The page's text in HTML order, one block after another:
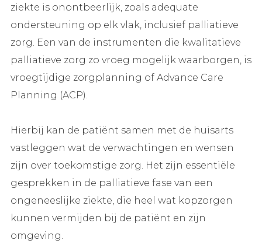
ziekte is onontbeerlijk, zoals adequate
ondersteuning op elk vlak, inclusief palliatieve
zorg. Een van de instrumenten die kwalitatieve
palliatieve zorg zo vroeg mogelijk waarborgen, is
vroegtijdige zorgplanning of Advance Care
Planning (ACP).
Hierbij kan de patiënt samen met de huisarts
vastleggen wat de verwachtingen en wensen
zijn over toekomstige zorg. Het zijn essentiële
gesprekken in de palliatieve fase van een
ongeneeslijke ziekte, die heel wat kopzorgen
kunnen vermijden bij de patiënt en zijn
omgeving.